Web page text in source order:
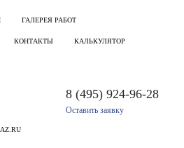
ГАЛЕРЕЯ РАБОТ
КОНТАКТЫ КАЛЬКУЛЯТОР
8 (495) 924-96-28
Оставить заявку